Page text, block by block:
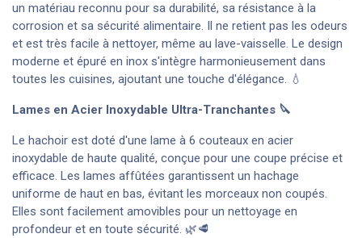
un matériau reconnu pour sa durabilité, sa résistance à la
corrosion et sa sécurité alimentaire. Il ne retient pas les odeurs
et est très facile à nettoyer, même au lave-vaisselle. Le design
moderne et épuré en inox s'intègre harmonieusement dans
toutes les cuisines, ajoutant une touche d'élégance. 💧
Lames en Acier Inoxydable Ultra-Tranchantes 🔪
Le hachoir est doté d'une lame à 6 couteaux en acier
inoxydable de haute qualité, conçue pour une coupe précise et
efficace. Les lames affûtées garantissent un hachage
uniforme de haut en bas, évitant les morceaux non coupés.
Elles sont facilement amovibles pour un nettoyage en
profondeur et en toute sécurité. 🌿🥩